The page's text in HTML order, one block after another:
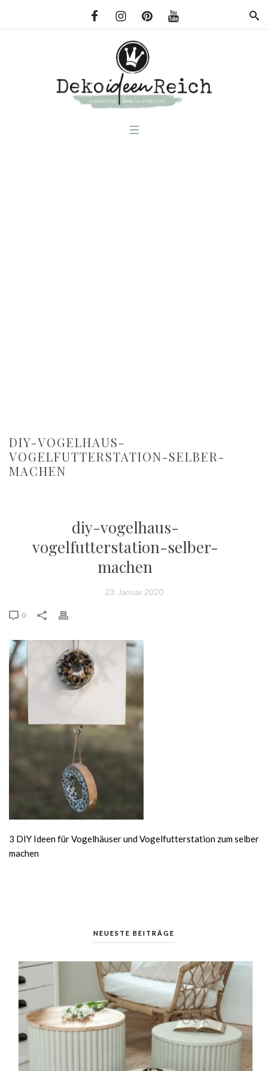
DIY-VOGELHAUS-
VOGELFUTTERSTATION-SELBER-
MACHEN
diy-vogelhaus-
vogelfutterstation-selber-
machen
23. Januar 2020
0
3 DIY Ideen für Vogelhäuser und Vogelfutterstation zum selber
machen
NEUESTE BEITRÄGE